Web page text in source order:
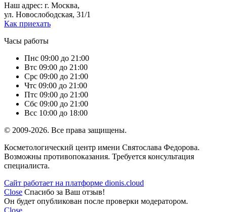
Наш адрес: г. Москва,
ул. Новослободская, 31/1
Как приехать
Часы работы
Пнс 09:00 до 21:00
Втс 09:00 до 21:00
Срс 09:00 до 21:00
Чтс 09:00 до 21:00
Птс 09:00 до 21:00
Сбс 09:00 до 21:00
Всс 10:00 до 18:00
© 2009-2026. Все права защищены.
Косметологический центр имени Святослава Федорова.
Возможны противопоказания. Требуется консультация
специалиста.
Сайт работает на платформе dionis.cloud
Close Спасибо за Ваш отзыв!
Он будет опубликован после проверки модератором.
Close